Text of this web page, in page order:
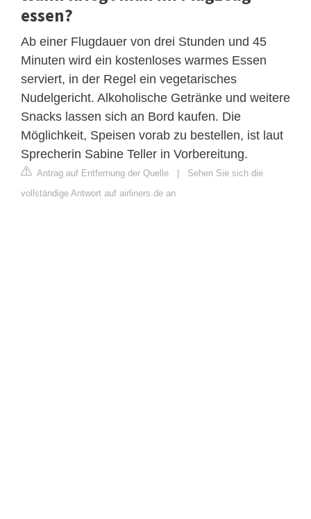
essen?
Ab einer Flugdauer von drei Stunden und 45
Minuten wird ein kostenloses warmes Essen
serviert, in der Regel ein vegetarisches
Nudelgericht. Alkoholische Getränke und weitere
Snacks lassen sich an Bord kaufen. Die
Möglichkeit, Speisen vorab zu bestellen, ist laut
Sprecherin Sabine Teller in Vorbereitung.
Antrag auf Entfernung der Quelle | Sehen Sie sich die
vollständige Antwort auf airliners.de an